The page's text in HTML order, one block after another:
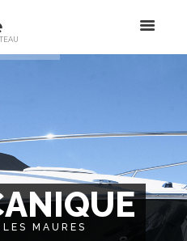
ANIQUE
MAURES